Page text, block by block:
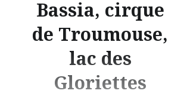
Bassia, cirque
de Troumouse,
lac des
Gloriettes